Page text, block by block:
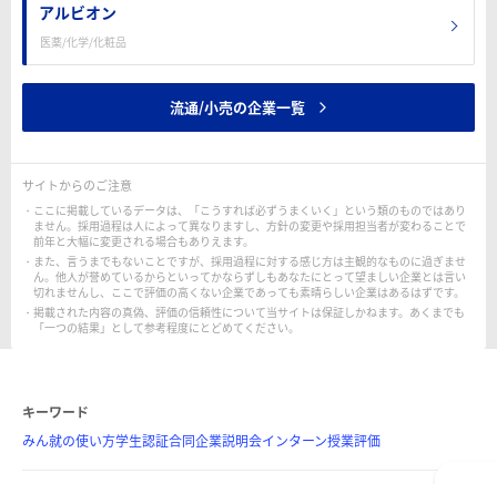
アルビオン
医薬/化学/化粧品
流通/小売の企業一覧
サイトからのご注意
ここに掲載しているデータは、「こうすれば必ずうまくいく」という類のものではあり
ません。採用過程は人によって異なりますし、方針の変更や採用担当者が変わることで
前年と大幅に変更される場合もありえます。
また、言うまでもないことですが、採用過程に対する感じ方は主観的なものに過ぎませ
ん。他人が誉めているからといってかならずしもあなたにとって望ましい企業とは言い
切れませんし、ここで評価の高くない企業であっても素晴らしい企業はあるはずです。
掲載された内容の真偽、評価の信頼性について当サイトは保証しかねます。あくまでも
「一つの結果」として参考程度にとどめてください。
キーワード
みん就の使い方学生認証合同企業説明会インターン授業評価